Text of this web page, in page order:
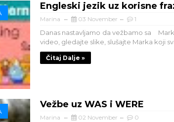
Engleski jezik uz korisne
Marina 03 November 1
Danas nastavljamo da vežbamo sa
video, gledajte slike, slušajte Marka koji
Čitaj Dalje »
Vežbe uz WAS i WERE
Marina 02 November 0